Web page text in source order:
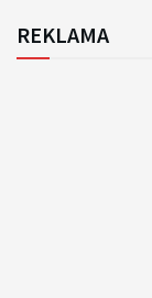
REKLAMA